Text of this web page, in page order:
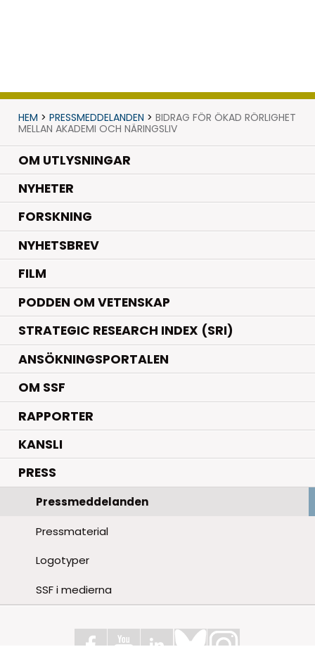
HEM > PRESSMEDDELANDEN > BIDRAG FÖR ÖKAD RÖRLIGHET
MELLAN AKADEMI OCH NÄRINGSLIV
OM UTLYSNINGAR
NYHETER.
FORSKNING.
NYHETSBREV
FILM
PODDEN OM VETENSKAP
STRATEGIC RESEARCH INDEX (SRI)
ANSÖKNINGSPORTALEN
OM SSF
RAPPORTER
KANSLI
PRESS
Pressmeddelanden
Pressmaterial
Logotyper
SSF i medierna